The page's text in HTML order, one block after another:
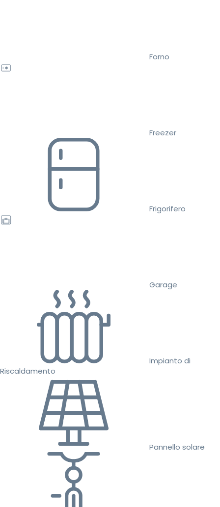
Forno
Freezer
Frigorifero
Garage
Impianto di
Riscaldamento
Pannello solare